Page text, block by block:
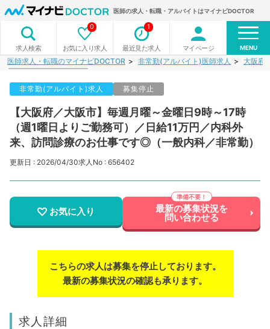
医師の求人・転職・アルバイトはマイナビDOCTOR
求人検索 お気に入り求人
0
最近見た求人
1
マイページ MENU
医師求人・転職のマイナビDOCTOR 非常勤(アルバイト)医師求人 大阪府
非常勤(アルバイト)求人 募集停止
【大阪府／大阪市】毎週月曜～金曜日9時～17時
（週1曜日よりご勤務可）／日給11万円／内科外
来、訪問診療のお仕事です◎（一般内科／非常勤）
更新日 : 2026/04/30求人No : 656402
お気に入り 最新の募集状況を
問い合わせる
こちらの求人は募集を停止しております。
最新の募集状況の確認も承ります。
求人詳細